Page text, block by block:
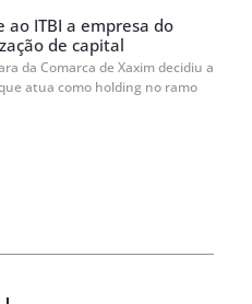
ao ITBI a empresa do
de capital
da Comarca de Xaxim decidiu a
atua como holding no ramo